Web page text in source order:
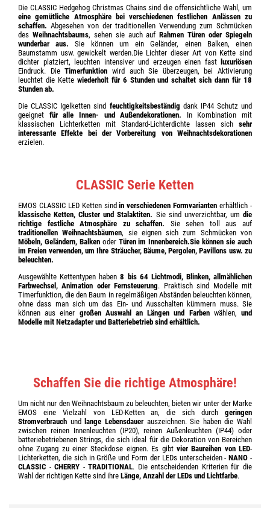
Die CLASSIC Hedgehog Christmas Chains sind die offensichtliche Wahl, um
eine gemütliche Atmosphäre bei verschiedenen festlichen Anlässen zu
schaffen. Abgesehen von der traditionellen Verwendung zum Schmücken
des Weihnachtsbaums, sehen sie auch aufRahmen Türen oder Spiegeln
wunderbar aus.Sie können um ein Geländer, einen Balken, einen
Baumstamm usw. gewickelt werden.Die Lichter dieser Art von Kette sind
dichter platziert, leuchten intensiver und erzeugen einen fast luxuriösen
Eindruck. DieTimerfunktion wird auch Sie überzeugen, bei Aktivierung
leuchtet die Kette wiederholt für 6 Stunden und schaltet sich dann für 18
Stunden ab.
Die CLASSIC Igelketten sind feuchtigkeitsbeständig dank IP44 Schutz und
geeignet für alle Innen- und Außendekorationen. In Kombination mit
klassischen Lichterketten mit Standard-Lichterdichte lassen sich sehr
interessante Effekte bei der Vorbereitung von Weihnachtsdekorationen
erzielen.
CLASSIC Serie Ketten
EMOS CLASSIC LED Ketten sindin verschiedenen Formvarianten erhältlich -
klassische Ketten, Cluster und Stalaktiten. Sie sind unverzichtbar, umdie
richtige festliche Atmosphäre zu schaffen. Sie sehen toll aus auf
traditionellen Weihnachtsbäumen, sie eignen sich zum Schmücken von
Möbeln, Geländern, Balkenoder Türen im Innenbereich.Sie können sie auch
im Freien verwenden, umIhre Sträucher, Bäume, Pergolen, Pavillons usw. zu
beleuchten.
Ausgewählte Kettentypen haben8 bis 64 Lichtmodi, Blinken, allmählichen
Farbwechsel, Animation oder Fernsteuerung. Praktisch sind Modelle mit
Timerfunktion, die den Baum in regelmäßigen Abständen beleuchten können,
ohne dass man sich um das Ein- und Ausschalten kümmern muss. Sie
können aus einer großen Auswahl an Längen und Farbenwählen, und
Modelle mit Netzadapter und Batteriebetrieb sind erhältlich.
Schaffen Sie die richtige Atmosphäre!
Um nicht nur den Weihnachtsbaum zu beleuchten, bieten wir unter der Marke
EMOS eine Vielzahl von LED-Ketten an, die sich durch geringen
Stromverbrauch und lange Lebensdauerauszeichnen. Sie haben die Wahl
zwischen reinen Innenleuchten (IP20), reinen Außenleuchten (IP44) oder
batteriebetriebenen Strings, die sich ideal für die Dekoration von Bereichen
ohne Zugang zu einer Steckdose eignen. Es gibt vier Baureihen von LED-
Lichterketten, die sich in Größe und Form der LEDs unterscheiden -NANO -
CLASSIC -CHERRY -TRADITIONAL. Die entscheidenden Kriterien für die
Wahl der richtigen Kette sind ihre Länge, Anzahl der LEDs und Lichtfarbe.